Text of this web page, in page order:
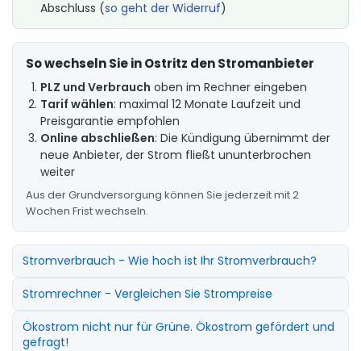
Abschluss (so geht der Widerruf)
So wechseln Sie in Ostritz den Stromanbieter
PLZ und Verbrauch oben im Rechner eingeben
Tarif wählen: maximal 12 Monate Laufzeit und
Preisgarantie empfohlen
Online abschließen: Die Kündigung übernimmt der
neue Anbieter, der Strom fließt ununterbrochen
weiter
Aus der Grundversorgung können Sie jederzeit mit 2
Wochen Frist wechseln.
Stromverbrauch - Wie hoch ist Ihr Stromverbrauch?
Stromrechner - Vergleichen Sie Strompreise
Ökostrom nicht nur für Grüne. Ökostrom gefördert und
gefragt!